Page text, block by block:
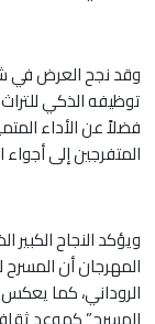
وقد نجح العرض في
توظيفه الذكي
فضلاً عن الأداء
المتفرجين إلى
ويؤكد النجاح
المهرجان أن
الروداني، كما يعكس